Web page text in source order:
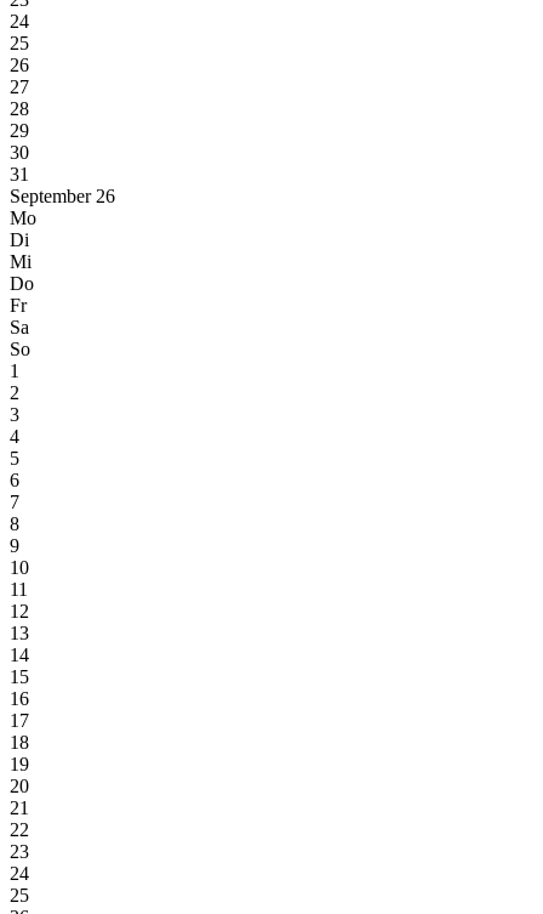
24
25
26
27
28
29
30
31
September 26
Mo
Di
Mi
Do
Fr
Sa
So
1
2
3
4
5
6
7
8
9
10
11
12
13
14
15
16
17
18
19
20
21
22
23
24
25